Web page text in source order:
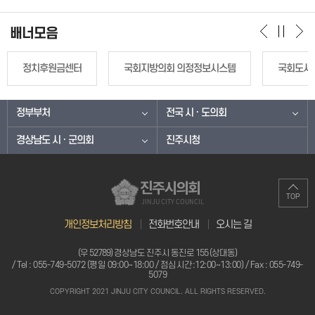
배너모음
정치후원금센터 국회지방의회 의정정보시스템 국회도서
정부부처 전국 시 · 도의회
경상남도 시 · 군의회 진주시청
진주시의회
JINJU CITY COUNCIL
개인정보처리방침 전화번호안내 오시는 길
(우 52789) 경상남도 진주시 동진로 155 (상대동)
/ Tel :055-749-5072 (평일 09:00~18:00 / 점심시간:12:00~13:00) / Fax : 055-749-
5079
COPYRIGHT 2021 JINJU CITY COUNCIL. ALL RIGHTS RESERVED.
TOP